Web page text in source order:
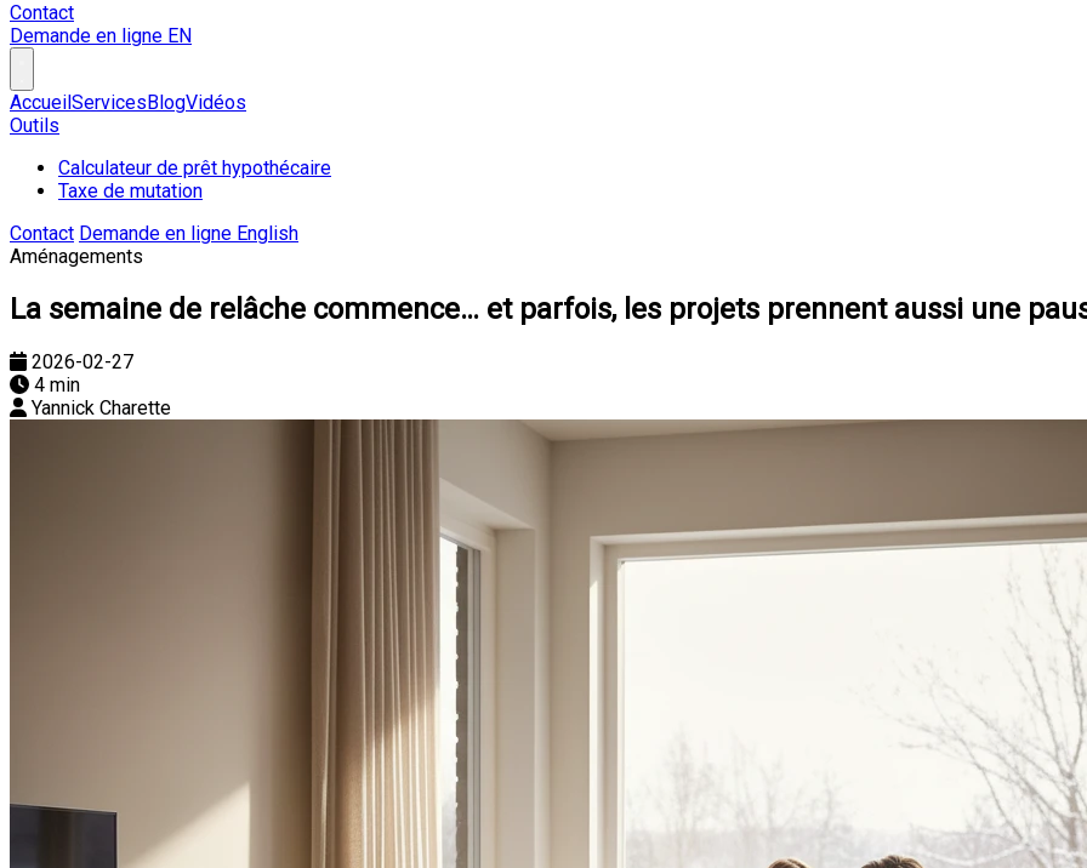
Contact
Demande en ligne EN
AccueilServicesBlogVidéos
Outils
Calculateur de prêt hypothécaire
Taxe de mutation
Contact Demande en ligne English
Aménagements
La semaine de relâche commence… et parfois, les projets prennent aussi une
2026-02-27
4 min
Yannick Charette